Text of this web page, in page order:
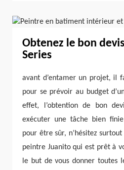
Obtenez le bon
Series
avant d’entamer un projet, il
pour se prévoir au budget
effet, l’obtention de bon
exécuter une tâche bien
pour être sûr, n’hésitez
peintre Juanito qui est prêt à
le but de vous donner toutes